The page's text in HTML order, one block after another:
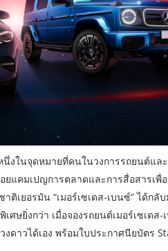
งในจุดหมายที่คนในวงการรถยนต์แล
ยแคมเปญการตลาดและการสื่อสารเพื่
เยอรมัน “เมอร์เซเดส-เบนซ์” ได้กลั
ศษยิ่งกว่า เมื่อจองรถยนต์เมอร์เซเดส-
ดาวได้เอง พร้อมใบประกาศนียบัตร